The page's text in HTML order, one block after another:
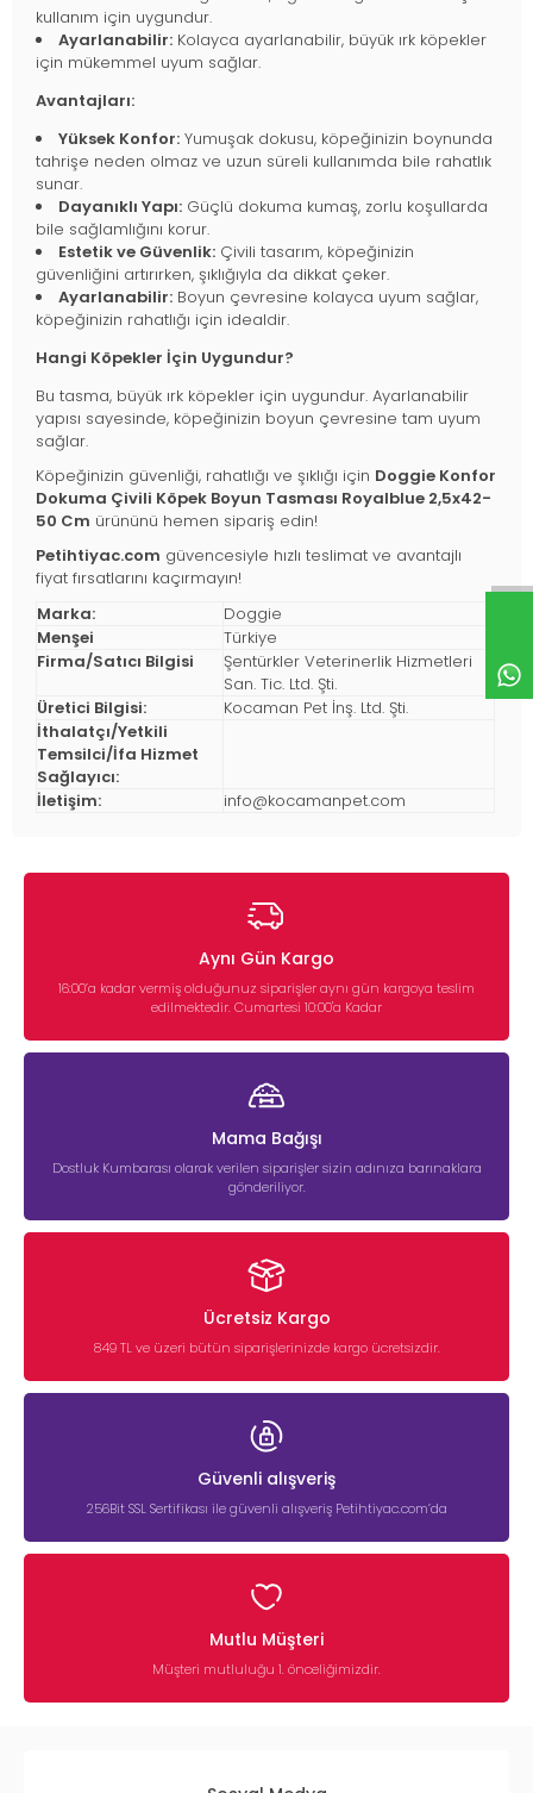
kullanım için uygundur.
Ayarlanabilir: Kolayca ayarlanabilir, büyük ırk köpekler
için mükemmel uyum sağlar.
Avantajları:
Yüksek Konfor: Yumuşak dokusu, köpeğinizin boynunda
tahrişe neden olmaz ve uzun süreli kullanımda bile rahatlık
sunar.
Dayanıklı Yapı: Güçlü dokuma kumaş, zorlu koşullarda
bile sağlamlığını korur.
Estetik ve Güvenlik: Çivili tasarım, köpeğinizin
güvenliğini artırırken, şıklığıyla da dikkat çeker.
Ayarlanabilir: Boyun çevresine kolayca uyum sağlar,
köpeğinizin rahatlığı için idealdir.
Hangi Köpekler İçin Uygundur?
Bu tasma, büyük ırk köpekler için uygundur. Ayarlanabilir
yapısı sayesinde, köpeğinizin boyun çevresine tam uyum
sağlar.
Köpeğinizin güvenliği, rahatlığı ve şıklığı için Doggie Konfor
Dokuma Çivili Köpek Boyun Tasması Royalblue 2,5x42-
50 Cm ürününü hemen sipariş edin!
Petihtiyac.com güvencesiyle hızlı teslimat ve avantajlı
fiyat fırsatlarını kaçırmayın!
Marka:
Doggie
Menşei
Türkiye
Firma/Satıcı Bilgisi
Şentürkler Veterinerlik Hizmetleri
San. Tic. Ltd. Şti.
Üretici Bilgisi:
Kocaman Pet İnş. Ltd. Şti.
İthalatçı/Yetkili
Temsilci/İfa Hizmet
Sağlayıcı:
İletişim:
info@kocamanpet.com
Aynı Gün Kargo
16:00’a kadar vermiş olduğunuz siparişler aynı gün kargoya teslim
edilmektedir. Cumartesi 10:00'a Kadar
Mama Bağışı
Dostluk Kumbarası olarak verilen siparişler sizin adınıza barınaklara
gönderiliyor.
Ücretsiz Kargo
849 TL ve üzeri bütün siparişlerinizde kargo ücretsizdir.
Güvenli alışveriş
256Bit SSL Sertifikası ile güvenli alışveriş Petihtiyac.com’da
Mutlu Müşteri
Müşteri mutluluğu 1. önceliğimizdir.